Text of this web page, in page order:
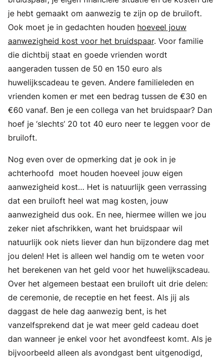
je hebt gemaakt om aanwezig te zijn op de bruiloft.
Ook moet je in gedachten houden hoeveel jouw
aanwezigheid kost voor het bruidspaar. Voor familie
die dichtbij staat en goede vrienden wordt
aangeraden tussen de 50 en 150 euro als
huwelijkscadeau te geven. Andere familieleden en
vrienden komen er met een bedrag tussen de €30 en
€60 vanaf. Ben je een collega van het bruidspaar? Dan
hoef je ‘slechts’ 20 tot 40 euro neer te leggen voor de
bruiloft.
Nog even over de opmerking dat je ook in je
achterhoofd moet houden hoeveel jouw eigen
aanwezigheid kost… Het is natuurlijk geen verrassing
dat een bruiloft heel wat mag kosten, jouw
aanwezigheid dus ook. En nee, hiermee willen we jou
zeker niet afschrikken, want het bruidspaar wil
natuurlijk ook niets liever dan hun bijzondere dag met
jou delen! Het is alleen wel handig om te weten voor
het berekenen van het geld voor het huwelijkscadeau.
Over het algemeen bestaat een bruiloft uit drie delen:
de ceremonie, de receptie en het feest. Als jij als
daggast de hele dag aanwezig bent, is het
vanzelfsprekend dat je wat meer geld cadeau doet
dan wanneer je enkel voor het avondfeest komt. Als je
bijvoorbeeld alleen als avondgast bent uitgenodigd,